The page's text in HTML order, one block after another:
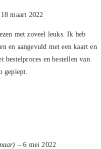
18 maart 2022
met zoveel leuks. Ik heb
en aangevuld met een kaart en
en bestellen van
gepiept.
– 6 mei 2022